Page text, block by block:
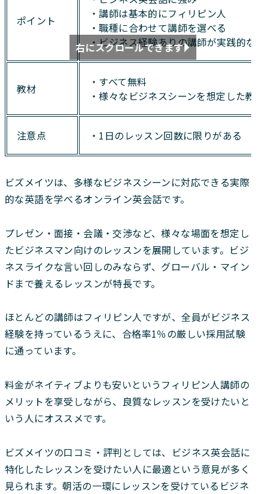
ポイント
・講師は基本的にフィリピン人
・職種に合わせて講師を選べる
・ビジネス経験ありの講師が実践的な
教材
・すべて無料
・様々なビジネスシーンを想定した教
注意点 ・1日のレッスン回数に限りがある
右にスクロールできます
ビズメイツは、多様なビジネスシーンに対応できる実際
的な英語を学べるオンライン英会話です。
プレゼン・面接・会議・交渉など、様々な場面を想定し
たビジネスマン向けのレッスンを展開しています。ビジ
ネスライクな言い回しのみならず、グローバル・マイン
ドまで養えるレッスンが特長です。
ほとんどの講師はフィリピン人ですが、全員がビジネス
経験を持っているうえに、合格率1％の厳しい採用試験
に通っています。
料金がネイティブよりも安いというフィリピン人講師の
メリットを享受しながら、良質なレッスンを受けたいと
いう人にオススメです。
ビズメイツの口コミ・評判としては、ビジネス英会話に
特化したレッスンを受けたい人に最適という意見が多く
見られます。朝活の一環にレッスンを受けているビジネ